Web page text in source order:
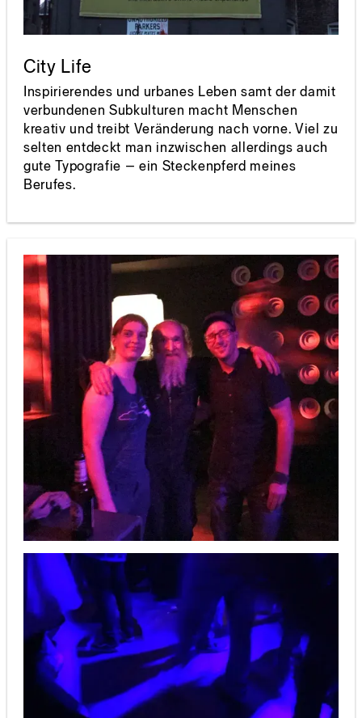
City Life
Inspirierendes und urbanes Leben samt der damit
verbundenen Subkulturen macht Menschen
kreativ und treibt Veränderung nach vorne. Viel zu
selten entdeckt man inzwischen allerdings auch
gute Typografie – ein Steckenpferd meines
Berufes.